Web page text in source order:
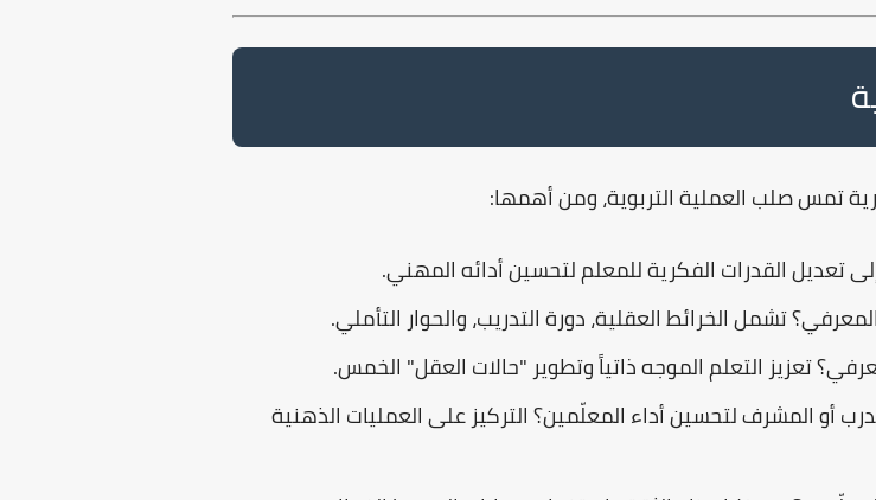
تمس صلب العملية التربوية، ومن أهمها:
تعديل القدرات الفكرية للمعلم لتحسين أدائه المهني.
تشمل الخرائط العقلية، دورة التدريب، والحوار التأملي.
تعزيز التعلم الموجه ذاتياً وتطوير "حالات العقل" الخمس.
أو المشرف لتحسين أداء المعلّمين؟التركيز على العمليات الذهنية